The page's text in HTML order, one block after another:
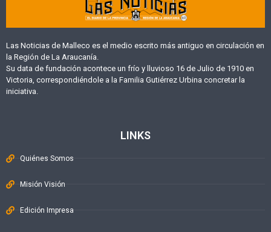
Las Noticias de Malleco es el medio escrito más antiguo en circulación en
la Región de La Araucanía.
Su data de fundación acontece un frío y lluvioso 16 de Julio de 1910 en
Victoria, correspondiéndole a la Familia Gutiérrez Urbina concretar la
iniciativa.
LINKS
Quiénes Somos
Misión Visión
Edición Impresa